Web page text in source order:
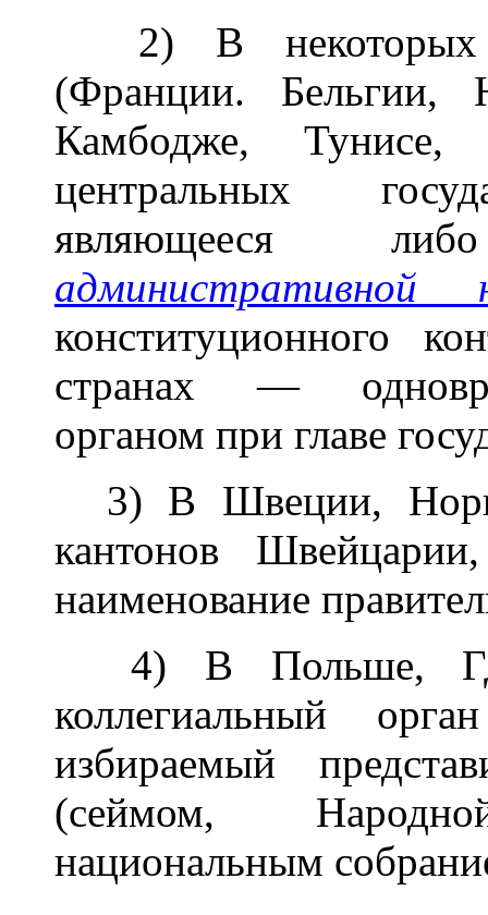
2) В некоторых
(Франции. Бельгии,
Камбодже,
центральных
являющееся
административной
конституционного
странах —
органом при главе
3) В Швеции,
кантонов
наименование
4) В Польше,
коллегиальный
избираемый
(сеймом,
национальным